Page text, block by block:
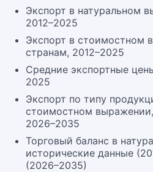
Экспорт в натуральном
2012–2025
Экспорт в стоимостном
странам, 2012–2025
Средние экспортные
2025
Экспорт по типу
стоимостном
2026–2035
Торговый баланс в
исторические данные
(2026–2035)